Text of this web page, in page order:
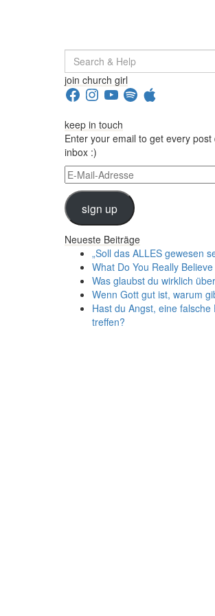
Search
for:
join church girl
FacebookInstagram
YouTubeSpotifyApple
keep in touch
Enter your email to get every
inbox :)
E-
Mail-
Adresse
sign up
Neueste Beiträge
„Soll das ALLES gewesen
What Do You Really
Was glaubst du wirklich
Wenn Gott gut ist, warum
Hast du Angst, eine falsche
treffen?